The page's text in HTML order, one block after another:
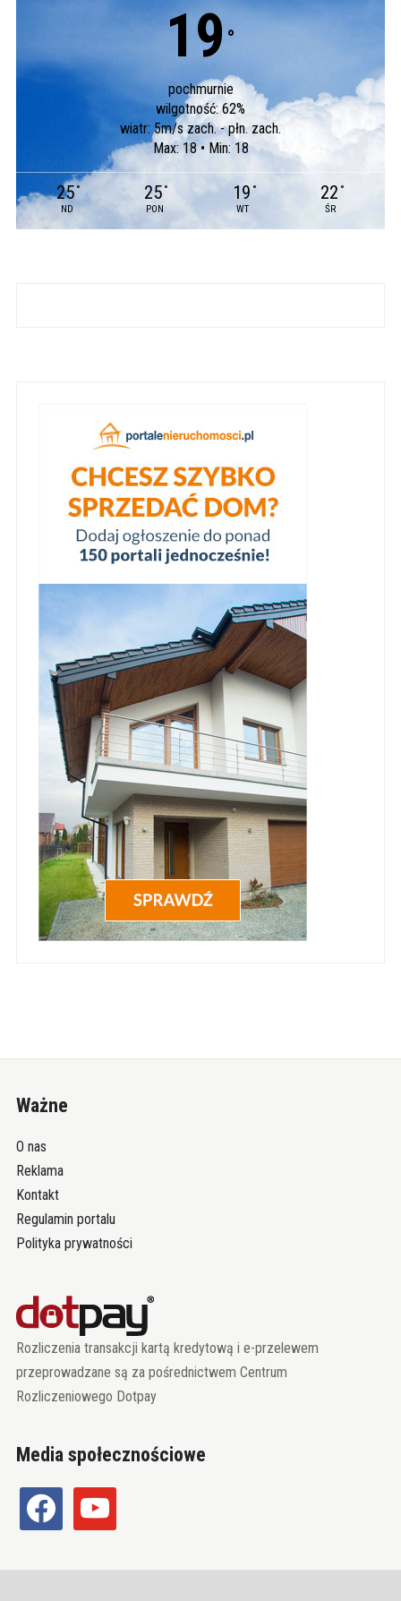
19 °
pochmurnie
wilgotność: 62%
wiatr: 5m/s zach. - płn. zach.
Max: 18 • Min: 18
25 °
ND
25 °
PON
19 °
WT
22 °
ŚR
Ważne
O nas
Reklama
Kontakt
Regulamin portalu
Polityka prywatności
Rozliczenia transakcji kartą kredytową i e-przelewem
przeprowadzane są za pośrednictwem Centrum
Rozliczeniowego Dotpay
Media społecznościowe
facebook youtube